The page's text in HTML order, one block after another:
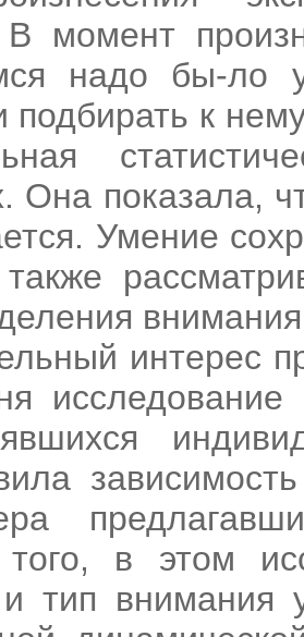
момент
надо бы-ло
подбирать к
Она показала,
Умение
интерес
в этом
тип внимания